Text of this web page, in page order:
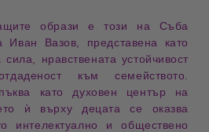
образи е този на Съба
Вазов, представена като
сила , нравствената устойчивост
към семейството.
като духовен център на
ѝ върху децата се оказва
интелектуално и обществено